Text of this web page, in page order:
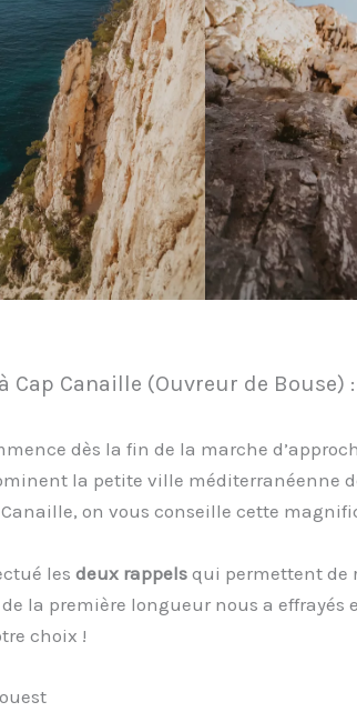
Cap Canaille (Ouvreur de
dès la fin de la marche
la petite ville méditerranéenne
Canaille, on vous conseille cette
les deux rappels qui permettent de
la première longueur nous a effrayés
choix !